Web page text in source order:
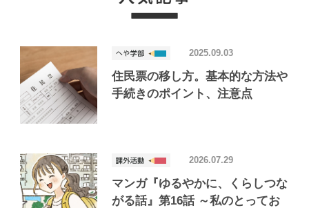
住民票の移し方。基本的な方法や
手続きのポイント、注意点
2025.09.03
マンガ『ゆるやかに、くらしつな
がる話』第16話 ～私のとってお
2026.07.29